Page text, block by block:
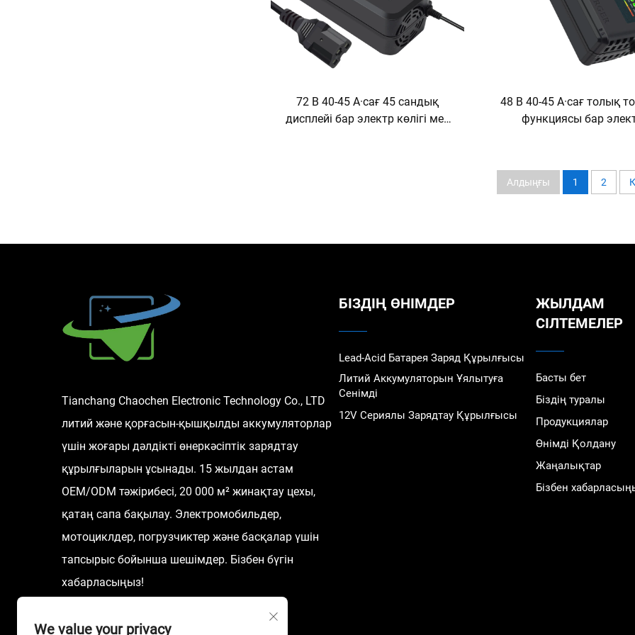
72 В 40-45 А·сағ 45 сандық
дисплейі бар электр көлігі мен
48 В 40-45 А·сағ толық
функциясы бар
дисплей, UK розеткасы,
кіріс,
Алдыңғы 1 2
Tianchang Chaochen Electronic Technology Co., LTD
литий және қорғасын-қышқылды аккумуляторлар
үшін жоғары дәлдікті өнеркәсіптік зарядтау
құрылғыларын ұсынады. 15 жылдан астам
OEM/ODM тәжірибесі, 20 000 м² жинақтау цехы,
қатаң сапа бақылау. Электромобильдер,
мотоциклдер, погрузчиктер және басқалар үшін
тапсырыс бойынша шешімдер. Бізбен бүгін
хабарласыңыз!
БІЗДІҢ ӨНІМДЕР
Lead-Acid Батарея Заряд Құрылғысы
Литий Аккумуляторын Ұялытуға
Сенімді
12V Сериялы Зарядтау Құрылғысы
ЖЫЛДАМ
СІЛТЕМЕЛЕР
Басты бет
Біздің туралы
Продукциялар
Өнімді Қолдану
Жаңалықтар
Бізбен
We value your privacy